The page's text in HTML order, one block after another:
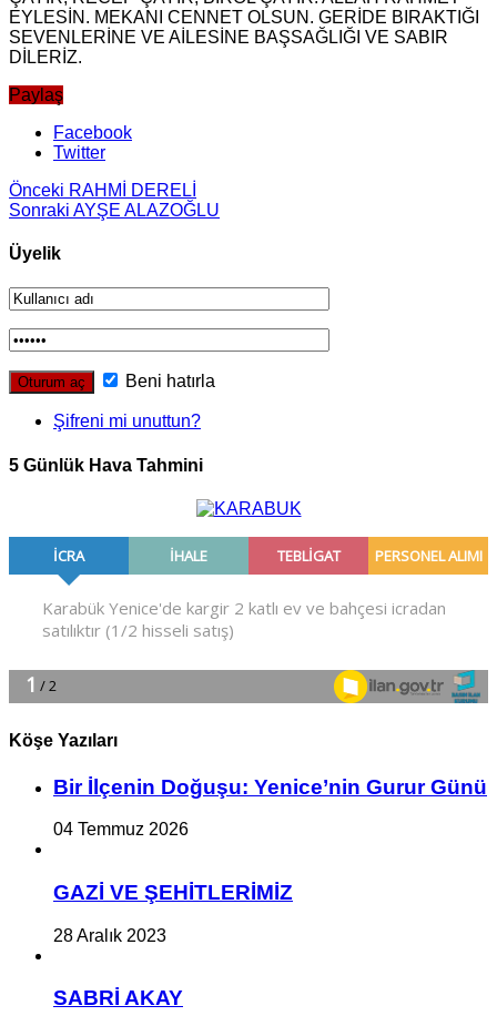
EYLESİN. MEKANI CENNET OLSUN. GERİDE BIRAKTIĞI
SEVENLERİNE VE AİLESİNE BAŞSAĞLIĞI VE SABIR
DİLERİZ.
Paylaş
Facebook
Twitter
Önceki RAHMİ DERELİ
Sonraki AYŞE ALAZOĞLU
Üyelik
Beni hatırla
Şifreni mi unuttun?
5 Günlük Hava Tahmini
Köşe Yazıları
Bir İlçe­nin Do­ğu­şu: Ye­ni­ce’nin Gurur Günü
04 Temmuz 2026
GAZİ VE ŞEHİTLERİMİZ
28 Aralık 2023
SABRİ AKAY